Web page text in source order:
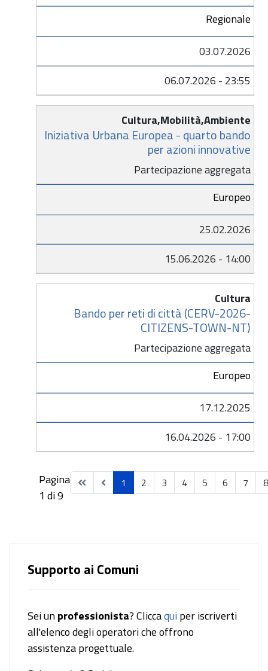
Regionale
03.07.2026
06.07.2026 - 23:55
Cultura,Mobilità,Ambiente
Iniziativa Urbana Europea - quarto bando
per azioni innovative
Partecipazione aggregata
Europeo
25.02.2026
15.06.2026 - 14:00
Cultura
Bando per reti di città (CERV-2026-
CITIZENS-TOWN-NT)
Partecipazione aggregata
Europeo
17.12.2025
16.04.2026 - 17:00
Pagina
1 di 9
1 2 3 4 5 6 7 8
Supporto ai Comuni
Sei unprofessionista? Cliccaqui per iscriverti
all'elenco degli operatori che offrono
assistenza progettuale.